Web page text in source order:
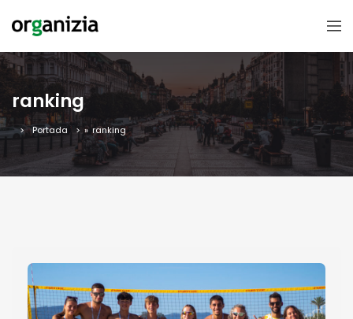
ranking
Portada » ranking